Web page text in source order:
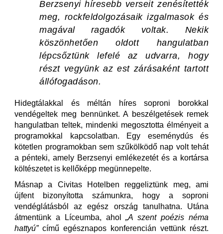
Berzsenyi híresebb verseit zenésítették
meg, rockfeldolgozásaik izgalmasok és
magával ragadók voltak. Nekik
köszönhetően oldott hangulatban
lépcsőztünk lefelé az udvarra, hogy
részt vegyünk az est zárásaként tartott
állófogadáson.
Hidegtálakkal és méltán híres soproni borokkal
vendégeltek meg bennünket. A beszélgetések remek
hangulatban teltek, mindenki megosztotta élményeit a
programokkal kapcsolatban. Egy eseménydús és
kötetlen programokban sem szűkölködő nap volt tehát
a pénteki, amely Berzsenyi emlékezetét és a kortársa
költészetet is kellőképp megünnepelte.
Másnap a Civitas Hotelben reggeliztünk meg, ami
újfent bizonyította számunkra, hogy a soproni
vendéglátásból az egész ország tanulhatna. Utána
átmentünk a Líceumba, ahol„A szent poézis néma
hattyú” című egésznapos konferencián vettünk részt.